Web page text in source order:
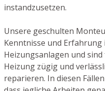
instandzusetzen.
Unsere geschulten
Kenntnisse und Erfahrung
Heizungsanlagen und
Heizung zügig und
reparieren. In diesen